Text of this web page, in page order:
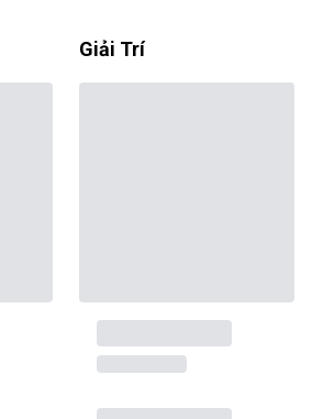
Giải Trí